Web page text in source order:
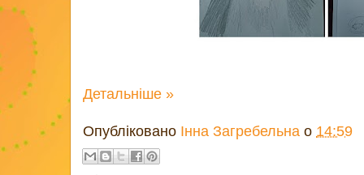
Детальніше »
Опубліковано Інна Загребельна о 14:59